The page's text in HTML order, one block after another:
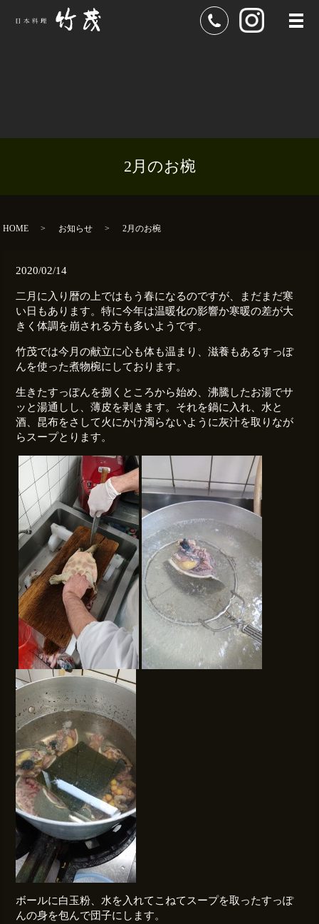
メ
2月のお椀
HOME お知らせ 2月のお椀
2020/02/14
二月に入り暦の上ではもう春になるのですが、まだまだ寒
い日もあります。特に今年は温暖化の影響か寒暖の差が大
きく体調を崩される方も多いようです。
竹茂では今月の献立に心も体も温まり、滋養もあるすっぽ
んを使った煮物椀にしております。
生きたすっぽんを捌くところから始め、沸騰したお湯でサ
ッと湯通しし、薄皮を剥きます。それを鍋に入れ、水と
酒、昆布をさして火にかけ濁らないように灰汁を取りなが
らスープとります。
ボールに白玉粉、水を入れてこねてスープを取ったすっぽ
んの身を包んで団子にします。